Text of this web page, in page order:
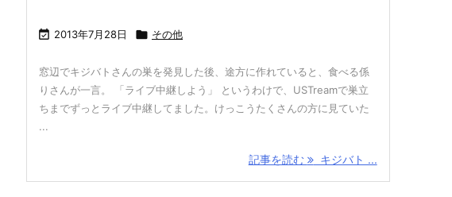
 2013年7月28日  その他
窓辺でキジバトさんの巣を発見した後、途方に作れていると、食べる係
りさんが一言。 「ライブ中継しよう」 というわけで、USTreamで巣立
ちまでずっとライブ中継してました。けっこうたくさんの方に見ていた
...
記事を読む キジバト ...